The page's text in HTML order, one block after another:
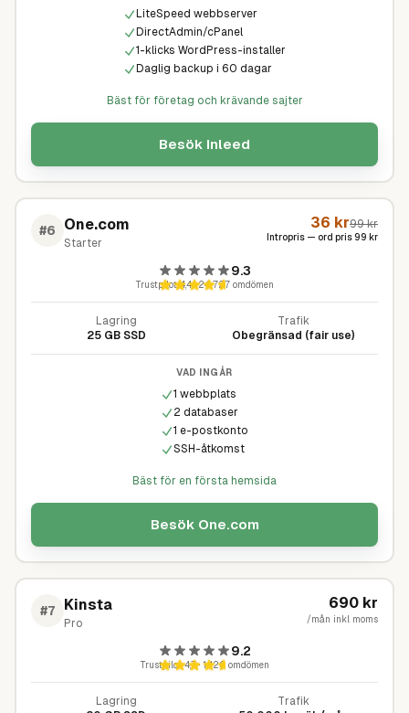
LiteSpeed webbserver
DirectAdmin/cPanel
1-klicks WordPress-installer
Daglig backup i 60 dagar
Bäst för företag och krävande sajter
Besök Inleed
#6 One.com
Starter
36 kr99kr
Intropris — ord pris99 kr
9.3
Trustpilot4,4· 24 727omdömen
Lagring
25 GB SSD
Trafik
Obegränsad (fair use)
VAD INGÅR
1 webbplats
2 databaser
1 e-postkonto
SSH-åtkomst
Bäst för en första hemsida
Besök One.com
#7 Kinsta
Pro
690 kr
/mån inkl moms
9.2
Trustpilot4,7· 1 126omdömen
Lagring
Trafik